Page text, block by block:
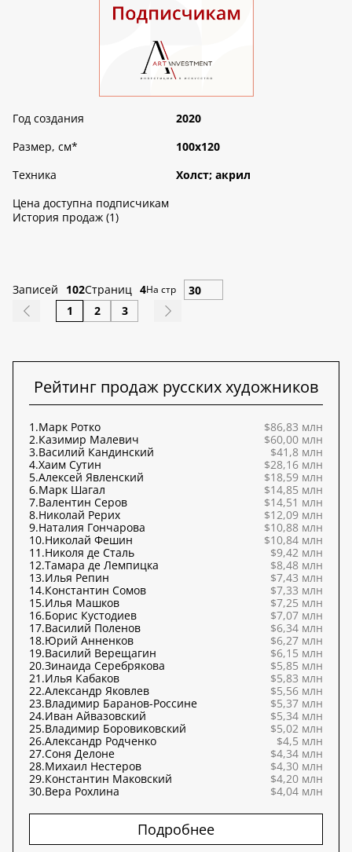
Год создания
2020
Размер, см*
100х120
Техника
Холст; акрил
Цена доступна подписчикам
История продаж (1)
Записей 102Страниц 4На стр
1 2 3
Рейтинг продаж русских художников
1.Марк Ротко
$86,83 млн
2.Казимир Малевич
$60,00 млн
3.Василий Кандинский
$41,8 млн
4.Хаим Сутин
$28,16 млн
5.Алексей Явленский
$18,59 млн
6.Марк Шагал
$14,85 млн
7.Валентин Серов
$14,51 млн
8.Николай Рерих
$12,09 млн
9.Наталия Гончарова
$10,88 млн
10.Николай Фешин
$10,84 млн
11.Николя де Сталь
$9,42 млн
12.Тамара де Лемпицка
$8,48 млн
13.Илья Репин
$7,43 млн
14.Константин Сомов
$7,33 млн
15.Илья Машков
$7,25 млн
16.Борис Кустодиев
$7,07 млн
17.Василий Поленов
$6,34 млн
18.Юрий Анненков
$6,27 млн
19.Василий Верещагин
$6,15 млн
20.Зинаида Серебрякова
$5,85 млн
21.Илья Кабаков
$5,83 млн
22.Александр Яковлев
$5,56 млн
23.Владимир Баранов-Россине
$5,37 млн
24.Иван Айвазовский
$5,34 млн
25.Владимир Боровиковский
$5,02 млн
26.Александр Родченко
$4,5 млн
27.Соня Делоне
$4,34 млн
28.Михаил Нестеров
$4,30 млн
29.Константин Маковский
$4,20 млн
30.Вера Рохлина $4,04 млн
Подробнее